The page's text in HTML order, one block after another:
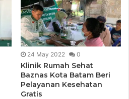
24 May 2022 0
Klinik Rumah Sehat
Baznas Kota Batam Beri
Pelayanan Kesehatan
Gratis